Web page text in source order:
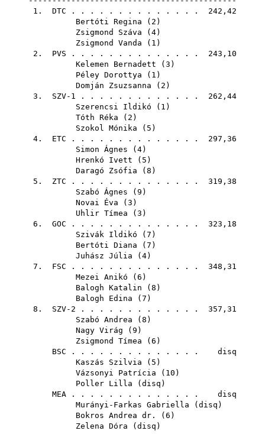
1. DTC . . . . . . . . . . . . . . 242,42
Bertóti Regina ( 2 )
Zsigmond Száva ( 4)
Zsigmond Vanda ( 1 )
2. PVS . . . . . . . . . . . . . . 243,10
Kelemen Bernadett ( 3 )
Péley Dorottya ( 1 )
Domján Zsuzsanna ( 2 )
3. SZV-1 . . . . . . . . . . . . . 262,44
Szerencsi Ildikó ( 1 )
Tóth Réka ( 2 )
Szokol Mónika ( 5 )
4. ETC . . . . . . . . . . . . . . 297,36
Simon Ágnes ( 4)
Hrenkó Ivett ( 5 )
Daragó Zsófia ( 8 )
5. ZTC . . . . . . . . . . . . . . 319,38
Szabó Ágnes ( 9 )
Novai Éva ( 3 )
Uhlir Tímea ( 3 )
6. GOC . . . . . . . . . . . . . . 323,18
Szivák Ildikó ( 7 )
Bertóti Diana ( 7 )
Juhász Júlia ( 4)
7. FSC . . . . . . . . . . . . . . 348,31
Mezei Anikó ( 6 )
Balogh Katalin ( 8 )
Balogh Edina ( 7 )
8. SZV-2 . . . . . . . . . . . . . 357,31
Szabó Andrea ( 8 )
Nagy Virág ( 9 )
Zsigmond Tímea ( 6 )
BSC . . . . . . . . . . . . . . disq
Kaszás Szilvia ( 5 )
Vázsonyi Patrícia ( 10 )
Poller Lilla ( disq )
MEA . . . . . . . . . . . . . . disq
Murányi-Farkas Gabriella ( disq )
Bokros Andrea dr.
( 6 )
Zelena Dóra ( disq )